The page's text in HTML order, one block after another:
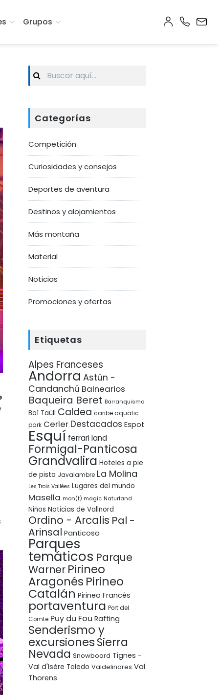
Grupos
Search
for:
Categorías
Competición
Curiosidades y consejos
Deportes de aventura
Destinos y alojamientos
Más montaña
Material
Noticias
Promociones y ofertas
Etiquetas
Alpes Franceses
Andorra Astún -
Candanchú Balnearios
Baqueira Beret Barranquismo
Boí Taüll Caldea caribe aquatic
park Cerler Destacados Espot
Esquí ferrari land
Formigal-Panticosa
Grandvalira Hoteles a pie
de pista Javalambre La Molina
Les Trois Vallées Lugares del mundo
Masella mon(t) magic Naturland
Niños Noticias de Vallnord
Ordino - Arcalis Pal -
Arinsal Panticosa
Parques
temáticos Parque
Warner Pirineo
Aragonés Pirineo
Catalán Pirineo Francés
portaventura Port del
Comte Puy du Fou Rafting
Senderismo y
excursionesSierra
Nevada Snowboard Tignes -
Val d'Isère Toledo Valdelinares Val
Thorens